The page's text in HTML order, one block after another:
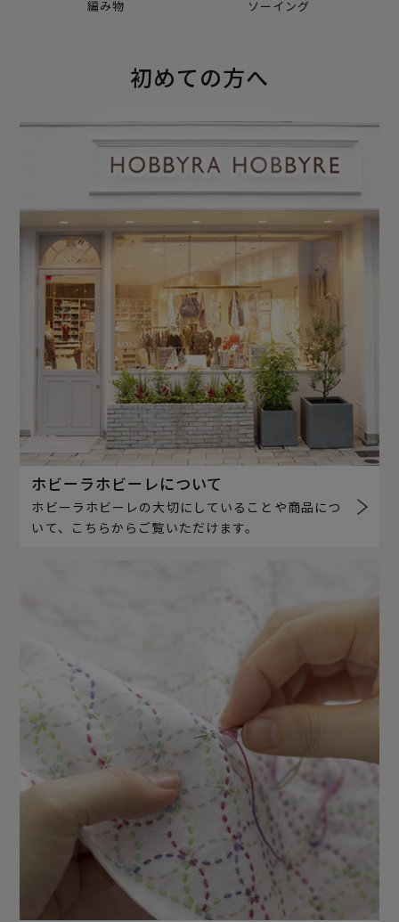
編み物 ソーイング
初めての方へ
ホビーラホビーレについて
ホビーラホビーレの大切にしていることや商品につ
いて、こちらからご覧いただけます。